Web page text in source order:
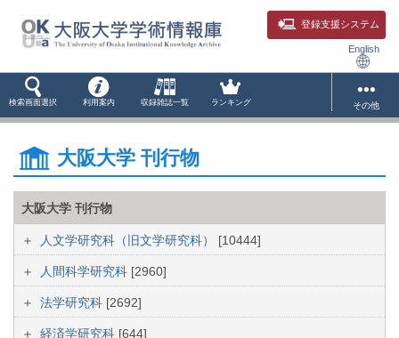
登録支援システム
English
検索画面選択 利用案内 収録雑誌一覧 ランキング その他
大阪大学 刊行物
大阪大学 刊行物
人文学研究科（旧文学研究科） [10444]
人間科学研究科 [2960]
法学研究科 [2692]
経済学研究科 [644]